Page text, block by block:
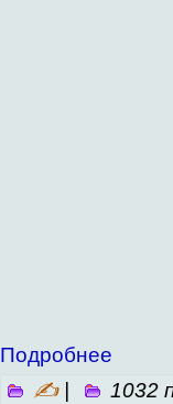
Подробнее
✍|
1032